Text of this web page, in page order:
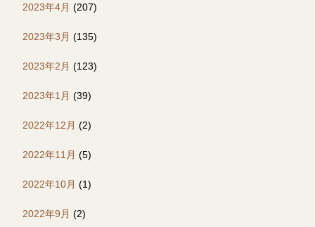
2023年4月 (207)
2023年3月 (135)
2023年2月 (123)
2023年1月 (39)
2022年12月 (2)
2022年11月 (5)
2022年10月 (1)
2022年9月 (2)